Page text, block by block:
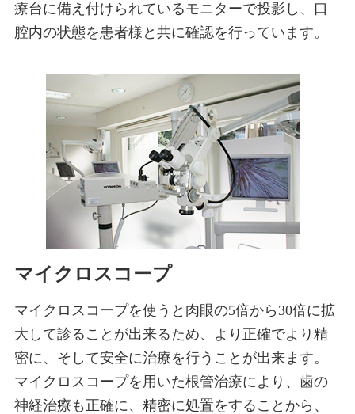
療台に備え付けられているモニターで投影し、口
腔内の状態を患者様と共に確認を行っています。
マイクロスコープ
マイクロスコープを使うと肉眼の5倍から30倍に拡
大して診ることが出来るため、より正確でより精
密に、そして安全に治療を行うことが出来ます。
マイクロスコープを用いた根管治療により、歯の
神経治療も正確に、精密に処置をすることから、